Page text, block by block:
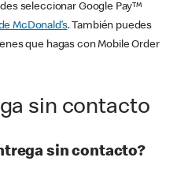
seleccionar Google Pay™
McDonald’s. También puedes
que hagas con Mobile Order
sin contacto
sin contacto?